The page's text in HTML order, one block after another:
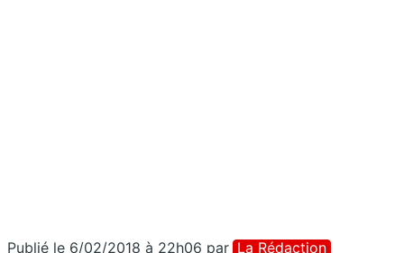
Publié le 6/02/2018 à 22h06 par La Rédaction